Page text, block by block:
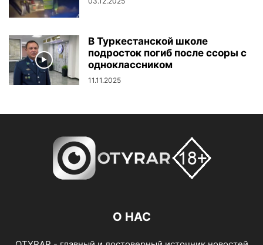
В Туркестанской школе
подросток погиб после ссоры с
одноклассником
11.11.2025
О НАС